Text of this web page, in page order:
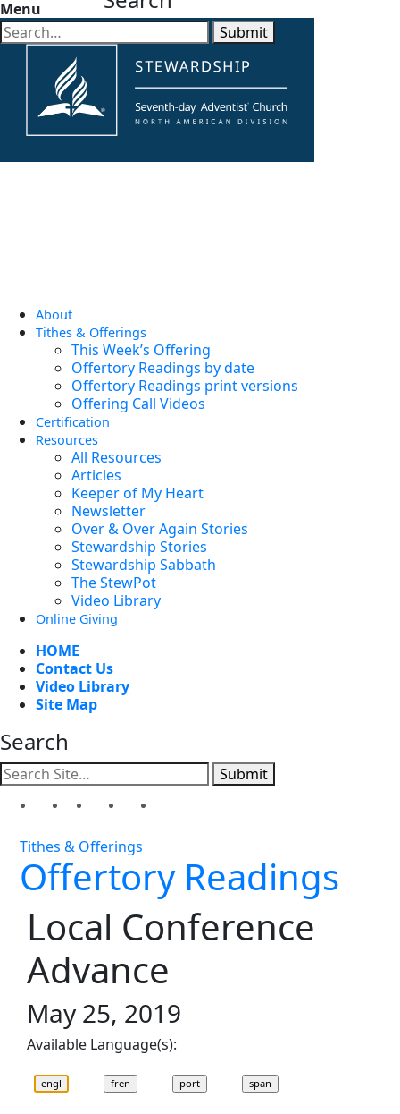
Menu
About
Tithes & Offerings
This Week’s Offering
Offertory Readings by date
Offertory Readings print versions
Offering Call Videos
Certification
Resources
All Resources
Articles
Keeper of My Heart
Newsletter
Over & Over Again Stories
Stewardship Stories
Stewardship Sabbath
The StewPot
Video Library
Online Giving
HOME
Contact Us
Video Library
Site Map
Search
Submit
Tithes & Offerings
Offertory Readings
Local Conference
Advance
May 25, 2019
Available Language(s):
Submit